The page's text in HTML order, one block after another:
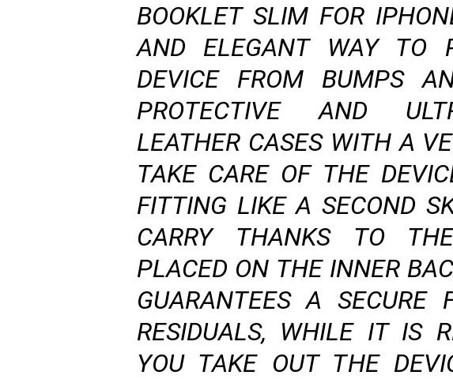
BOOKLET SLIM FOR
AND ELEGANT WAY TO
DEVICE FROM BUMPS
PROTECTIVE AND
LEATHER CASES WITH A
TAKE CARE OF THE
FITTING LIKE A SECOND
CARRY THANKS TO
PLACED ON THE INNER
GUARANTEES A SECURE
RESIDUALS, WHILE IT IS
YOU TAKE OUT THE